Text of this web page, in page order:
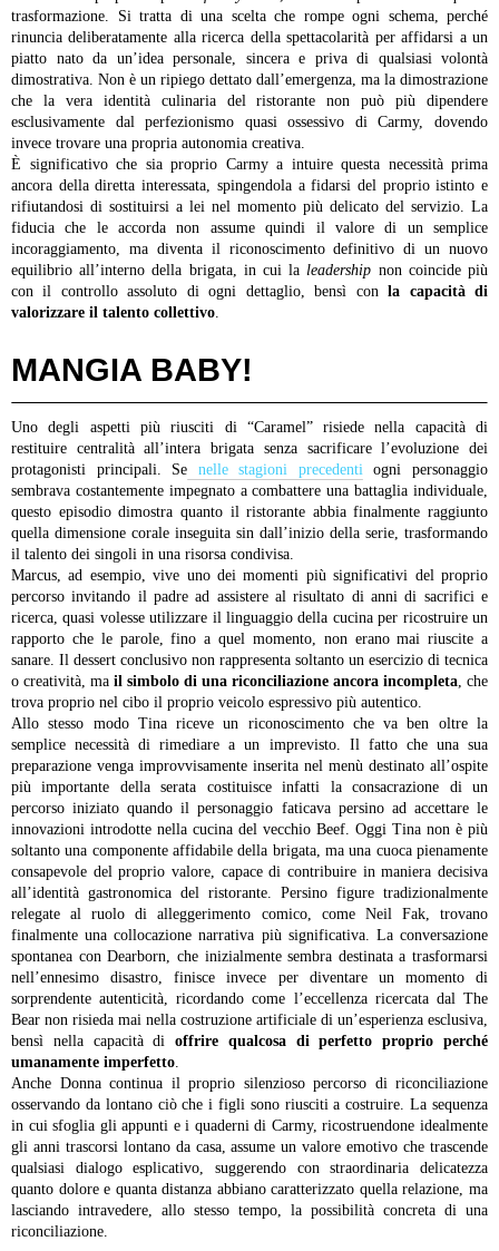
trasformazione. Si tratta di una scelta che rompe ogni schema, perché
rinuncia deliberatamente alla ricerca della spettacolarità per affidarsi a un
piatto nato da un’idea personale, sincera e priva di qualsiasi volontà
dimostrativa. Non è un ripiego dettato dall’emergenza, ma la dimostrazione
che la vera identità culinaria del ristorante non può più dipendere
esclusivamente dal perfezionismo quasi ossessivo di Carmy, dovendo
invece trovare una propria autonomia creativa.
È significativo che sia proprio Carmy a intuire questa necessità prima
ancora della diretta interessata, spingendola a fidarsi del proprio istinto e
rifiutandosi di sostituirsi a lei nel momento più delicato del servizio. La
fiducia che le accorda non assume quindi il valore di un semplice
incoraggiamento, ma diventa il riconoscimento definitivo di un nuovo
equilibrio all’interno della brigata, in cui la leadership non coincide più
con il controllo assoluto di ogni dettaglio, bensì conla capacità di
valorizzare il talento collettivo
MANGIA BABY!
Uno degli aspetti più riusciti di “Caramel” risiede nella capacità di
restituire centralità all’intera brigata senza sacrificare l’evoluzione dei
protagonisti principali. Se nelle stagioni precedenti ogni personaggio
sembrava costantemente impegnato a combattere una battaglia individuale,
questo episodio dimostra quanto il ristorante abbia finalmente raggiunto
quella dimensione corale inseguita sin dall’inizio della serie, trasformando
il talento dei singoli in una risorsa condivisa.
Marcus, ad esempio, vive uno dei momenti più significativi del proprio
percorso invitando il padre ad assistere al risultato di anni di sacrifici e
ricerca, quasi volesse utilizzare il linguaggio della cucina per ricostruire un
rapporto che le parole, fino a quel momento, non erano mai riuscite a
sanare. Il dessert conclusivo non rappresenta soltanto un esercizio di tecnica
o creatività, ma il simbolo di una riconciliazione ancora incompleta , che
trova proprio nel cibo il proprio veicolo espressivo più autentico.
Allo stesso modo Tina riceve un riconoscimento che va ben oltre la
semplice necessità di rimediare a un imprevisto. Il fatto che una sua
preparazione venga improvvisamente inserita nel menù destinato all’ospite
più importante della serata costituisce infatti la consacrazione di un
percorso iniziato quando il personaggio faticava persino ad accettare le
innovazioni introdotte nella cucina del vecchio Beef. Oggi Tina non è più
soltanto una componente affidabile della brigata, ma una cuoca pienamente
consapevole del proprio valore, capace di contribuire in maniera decisiva
all’identità gastronomica del ristorante.
Persino figure tradizionalmente
relegate al ruolo di alleggerimento comico, come Neil Fak, trovano
finalmente una collocazione narrativa più significativa. La conversazione
spontanea con Dearborn, che inizialmente sembra destinata a trasformarsi
nell’ennesimo disastro, finisce invece per diventare un momento di
sorprendente autenticità, ricordando come l’eccellenza ricercata dal The
Bear non risieda mai nella costruzione artificiale di un’esperienza esclusiva,
bensì nella capacità dioffrire qualcosa di perfetto proprio perché
umanamente imperfetto
Anche Donna continua il proprio silenzioso percorso di riconciliazione
osservando da lontano ciò che i figli sono riusciti a costruire. La sequenza
in cui sfoglia gli appunti e i quaderni di Carmy, ricostruendone idealmente
gli anni trascorsi lontano da casa, assume un valore emotivo che trascende
qualsiasi dialogo esplicativo, suggerendo con straordinaria delicatezza
quanto dolore e quanta distanza abbiano caratterizzato quella relazione, ma
lasciando intravedere, allo stesso tempo, la possibilità concreta di una
riconciliazione.